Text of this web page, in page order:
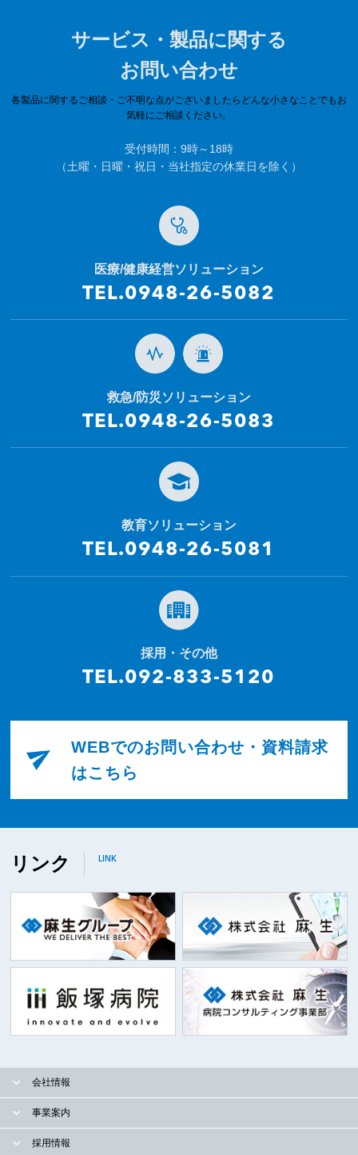
サービス・製品に関する
お問い合わせ
各製品に関するご相談・ご不明な点がございましたらどんな小さなことでもお
気軽にご相談ください。
受付時間：9時～18時
（土曜・日曜・祝日・当社指定の休業日を除く）
医療/健康経営ソリューション
TEL.0948-26-5082
救急/防災ソリューション
TEL.0948-26-5083
教育ソリューション
TEL.0948-26-5081
採用・その他
TEL.092-833-5120
WEBでのお問い合わせ・資料請求
はこちら
リンク LINK
会社情報
事業案内
採用情報